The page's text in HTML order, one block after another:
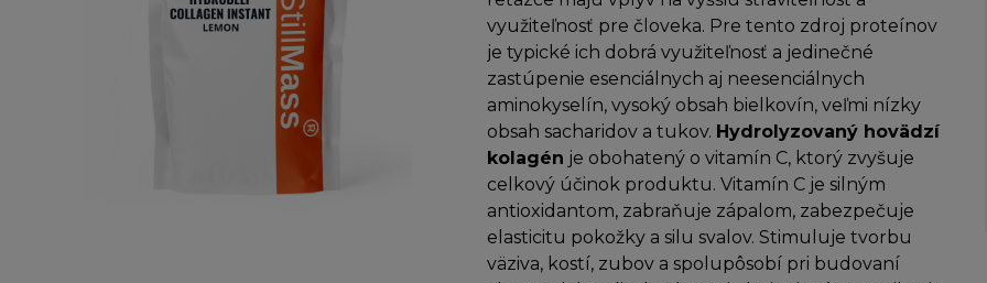
využiteľnosť pre človeka. Pre tento zdroj proteínov
je typické ich dobrá využiteľnosť a jedinečné
zastúpenie esenciálnych aj neesenciálnych
aminokyselín, vysoký obsah bielkovín, veľmi nízky
obsah sacharidov a tukov. Hydrolyzovaný hovädzí
kolagén je obohatený o vitamín C, ktorý zvyšuje
celkový účinok produktu. Vitamín C je silným
antioxidantom, zabraňuje zápalom, zabezpečuje
elasticitu pokožky a silu svalov. Stimuluje tvorbu
väziva, kostí, zubov a spolupôsobí pri budovaní